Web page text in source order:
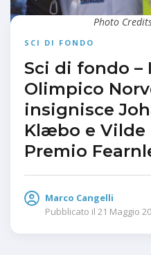
SCI DI FONDO
Sci di fondo –
Olimpico
insignisce
Klæbo e Vilde
Premio
Marco Cangelli
Pubblicato il 21 Maggio
Photo